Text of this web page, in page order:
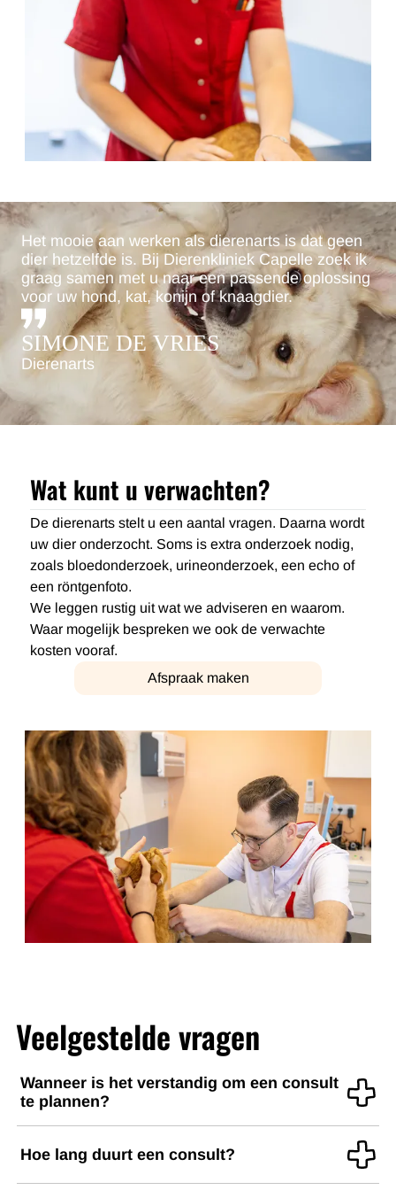
Het mooie aan werken als dierenarts is dat geen
dier hetzelfde is. Bij Dierenkliniek Capelle zoek ik
graag samen met u naar een passende oplossing
voor uw hond, kat, konijn of knaagdier.
SIMONE DE VRIES
Dierenarts
De dierenarts stelt u een aantal vragen. Daarna wordt
uw dier onderzocht. Soms is extra onderzoek nodig,
zoals bloedonderzoek, urineonderzoek, een echo of
een röntgenfoto.
We leggen rustig uit wat we adviseren en waarom.
Waar mogelijk bespreken we ook de verwachte
kosten vooraf.
Wat kunt u verwachten?
Afspraak maken
Veelgestelde vragen
Wanneer is het verstandig om een consult
te plannen?
Twijfelt u of uw dier ziek is, mank loopt of zich anders
gedraagt dan u gewend bent? Dan is een consult vaak
verstandig. We onderzoeken uw dier en geven uitleg
Hoe lang duurt een consult?